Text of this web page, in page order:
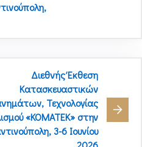
Διεθνής Έκθεση
Κατασκευαστικών
Τεχνολογίας
«KOMATEK» στην
3-6 Ιουνίου